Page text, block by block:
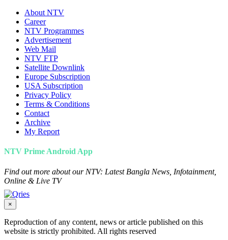
About NTV
Career
NTV Programmes
Advertisement
Web Mail
NTV FTP
Satellite Downlink
Europe Subscription
USA Subscription
Privacy Policy
Terms & Conditions
Contact
Archive
My Report
NTV Prime Android App
Find out more about our NTV: Latest Bangla News, Infotainment,
Online & Live TV
×
Reproduction of any content, news or article published on this
website is strictly prohibited. All rights reserved